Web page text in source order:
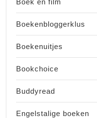
Boekenbloggerklus
Boekenuitjes
Bookchoice
Buddyread
Engelstalige boeken